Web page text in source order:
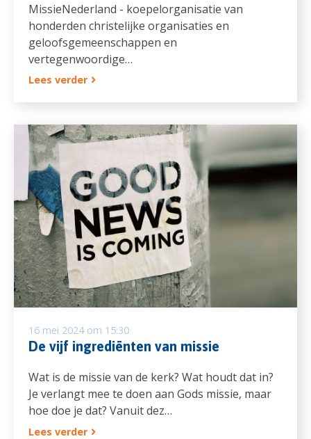
MissieNederland - koepelorganisatie van
honderden christelijke organisaties en
geloofsgemeenschappen en
vertegenwoordige…
Lees verder
16 mei 2024 om 15:30
De vijf ingrediënten van missie
Wat is de missie van de kerk? Wat houdt dat in?
Je verlangt mee te doen aan Gods missie, maar
hoe doe je dat? Vanuit dez…
Lees verder